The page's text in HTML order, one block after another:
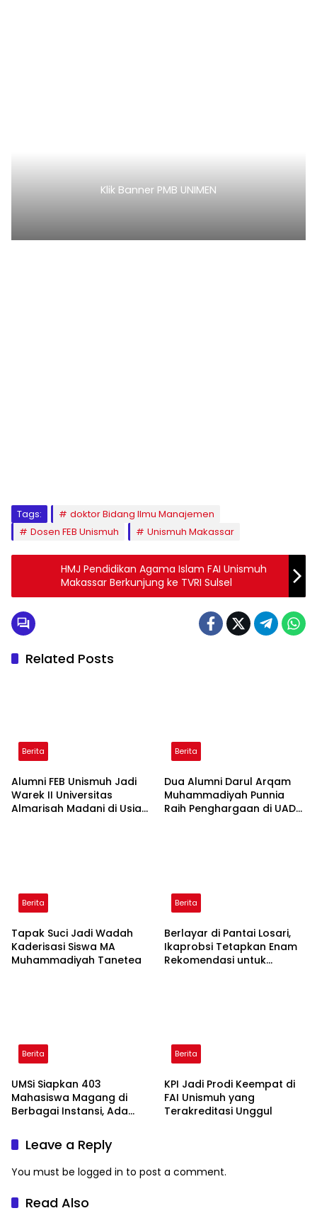
Klik Banner PMB UNIMEN
Tags:
doktor Bidang Ilmu Manajemen
Dosen FEB Unismuh
Unismuh Makassar
HMJ Pendidikan Agama Islam FAI Unismuh
Makassar Berkunjung ke TVRI Sulsel
Related Posts
Berita
Alumni FEB Unismuh Jadi
Warek II Universitas
Almarisah Madani di Usia
Berita
Dua Alumni Darul Arqam
Muhammadiyah Punnia
Raih Penghargaan di UAD
Berita
Tapak Suci Jadi Wadah
Kaderisasi Siswa MA
Muhammadiyah Tanetea
Berita
Berlayar di Pantai Losari,
Ikaprobsi Tetapkan Enam
Rekomendasi untuk
Berita
UMSi Siapkan 403
Mahasiswa Magang di
Berbagai Instansi, Ada
Taiwan
Berita
KPI Jadi Prodi Keempat di
FAI Unismuh yang
Terakreditasi Unggul
Leave a Reply
You must be logged in to post a comment.
Read Also